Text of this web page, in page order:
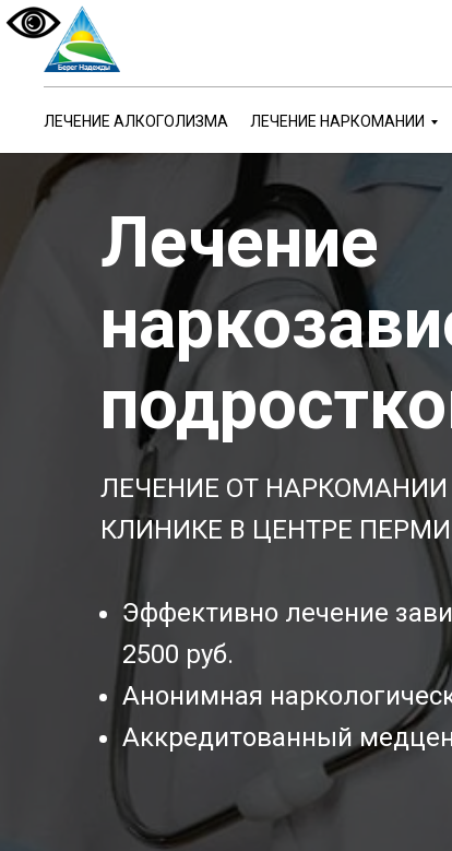
ЛЕЧЕНИЕ АЛКОГОЛИЗМА ЛЕЧЕНИЕ НАРКОМАНИИ
Лечение
ЛЕЧЕНИЕ ОТ
КЛИНИКЕ В ЦЕНТРЕ ПЕРМИ
Эффективно лечение
2500 руб.
Анонимная
Аккредитованный